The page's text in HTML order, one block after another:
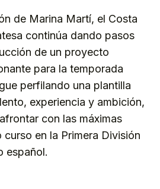
de Marina Martí, el Costa
continúa dando pasos
de un proyecto
para la temporada
perfilando una plantilla
experiencia y ambición,
con las máximas
curso en la Primera División
español.